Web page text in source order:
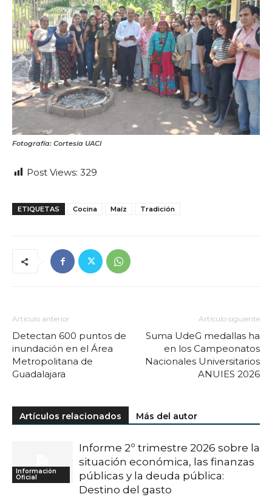
Fotografía: Cortesía UACI
Post Views: 329
ETIQUETAS Cocina Maíz Tradición
Artículo anterior
Detectan 600 puntos de
inundación en el Área
Metropolitana de
Guadalajara
Artículo siguiente
Suma UdeG medallas ha
en los Campeonatos
Nacionales Universitarios
ANUIES 2026
Artículos relacionados Más del autor
Información
Oficial
Informe 2º trimestre 2026 sobre la
situación económica, las finanzas
públicas y la deuda pública:
Destino del gasto